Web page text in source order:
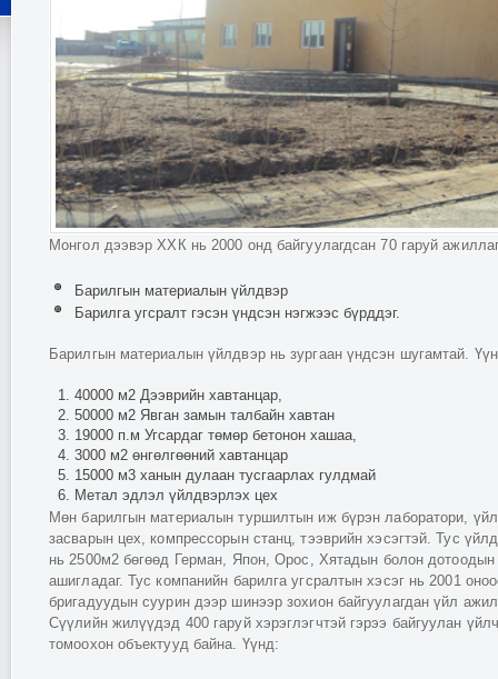
Монгол дээвэр ХХК нь 2000 онд байгуулагдсан 70 гаруй
Барилгын материалын үйлдвэр
Барилга угсралт гэсэн үндсэн нэгжээс бүрддэг.
Барилгын материалын үйлдвэр нь зургаан үндсэн шугамтай.
40000 м2 Дээврийн хавтанцар,
50000 м2 Явган замын талбайн хавтан
19000 п.м Угсардаг төмөр бетонон хашаа,
3000 м2 өнгөлгөөний хавтанцар
15000 м3 ханын дулаан тусгаарлах гулдмай
Метал эдлэл үйлдвэрлэх цех
Мөн барилгын материалын туршилтын иж бүрэн лаборатори,
засварын цех, компрессорын станц, тээврийн хэсэгтэй. Тус
нь 2500м2 бөгөөд Герман, Япон, Орос, Хятадын болон
ашигладаг. Тус компанийн барилга угсралтын хэсэг нь 2001
бригадуудын суурин дээр шинээр зохион байгуулагдан үйл
Сүүлийн жилүүдэд 400 гаруй хэрэглэгчтэй гэрээ байгуулан
томоохон объектууд байна. Үүнд: